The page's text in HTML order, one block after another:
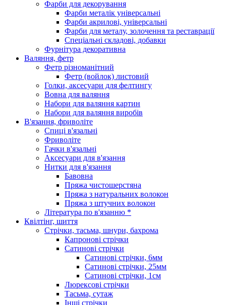
Фарби для декорування
Фарби металік універсальні
Фарби акрилові, універсальні
Фарби для металу, золочення та реставрації
Спеціальні складові, добавки
Фурнітура декоративна
Валяння, фетр
Фетр різноманітний
Фетр (войлок) листовий
Голки, аксесуари для фелтингу
Вовна для валяння
Набори для валяння картин
Набори для валяння виробів
В'язання, фриволіте
Спиці в'язальні
Фриволіте
Гачки в'язальні
Аксесуари для в'язання
Нитки для в'язання
Бавовна
Пряжа чистошерстяна
Пряжа з натуральних волокон
Пряжа з штучних волокон
Література по в'язанню *
Квілтінг, шиття
Стрічки, тасьма, шнури, бахрома
Капронові стрічки
Сатинові стрічки
Сатинові стрічки, 6мм
Сатинові стрічки, 25мм
Сатинові стрічки, 1см
Люрексові стрічки
Тасьма, сутаж
Інші стрічки